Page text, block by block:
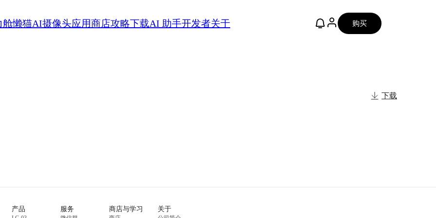
舱懒猫AI摄像头应用商店攻略下载AI 助手开发者关于 购买
下载
产品 服务 商店与学习 关于